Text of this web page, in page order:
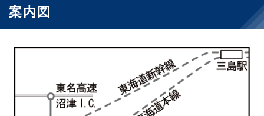
案内図